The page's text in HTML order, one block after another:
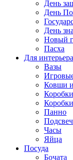
День
День
День
Новый
Пасха
Для интерьера
Вазы
Ковши
Панно
Часы
Яйца
Посуда
Бочата